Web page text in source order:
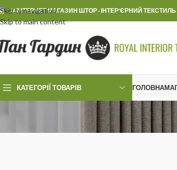
Skip to navigation
Skip to main content
UAІНТЕРНЕТ МАГАЗИН ШТОР · ІНТЕР'ЄРНИЙ
КАТЕГОРІЇ ТОВАРІВ ГОЛОВНА